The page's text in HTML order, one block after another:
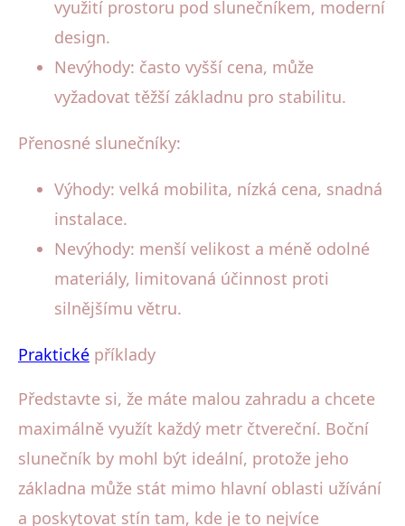
využití prostoru pod slunečníkem, moderní
design.
Nevýhody: často vyšší cena, může
vyžadovat těžší základnu pro stabilitu.
Přenosné slunečníky:
Výhody: velká mobilita, nízká cena, snadná
instalace.
Nevýhody: menší velikost a méně odolné
materiály, limitovaná účinnost proti
silnějšímu větru.
Praktické příklady
Představte si, že máte malou zahradu a chcete
maximálně využít každý metr čtvereční. Boční
slunečník by mohl být ideální, protože jeho
základna může stát mimo hlavní oblasti užívání
a poskytovat stín tam, kde je to nejvíce